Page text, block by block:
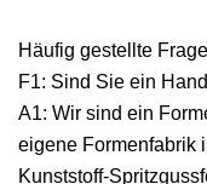
Häufig gestellte
F1: Sind Sie ein
A1: Wir sind ein
eigene Formenfabrik
Kunststoff-